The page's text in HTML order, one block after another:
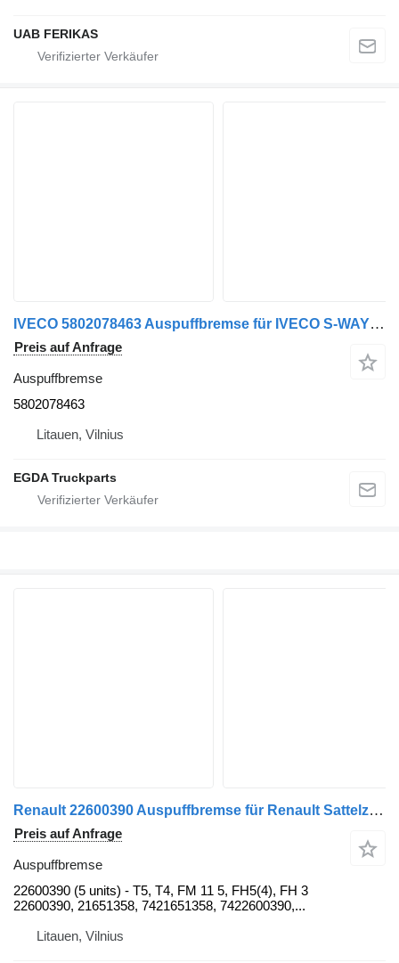
UAB FERIKAS
IVECO 5802078463 Auspuffbremse für IVECO S-WAY Sattelzugmaschine
Preis auf Anfrage
Auspuffbremse
5802078463
Litauen, Vilnius
EGDA Truckparts
Renault 22600390 Auspuffbremse für Renault Sattelzugmaschine
Preis auf Anfrage
Auspuffbremse
22600390 (5 units) - T5, T4, FM 11 5, FH5(4), FH 3
22600390, 21651358, 7421651358, 7422600390,...
Litauen, Vilnius